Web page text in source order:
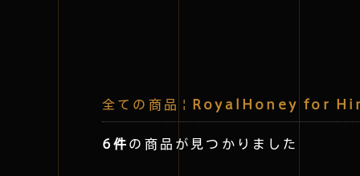
全ての商品 | RoyalHoney for
6件 の商品が見つかりました